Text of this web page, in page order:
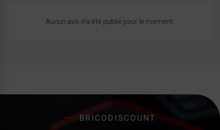
Aucun avis n'a été publié pour le moment.
BRICODISCOUNT